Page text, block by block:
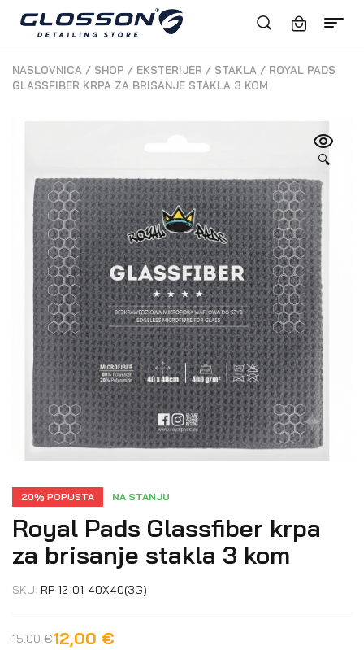
NASLOVNICA / SHOP / EKSTERIJER / STAKLA / ROYAL PADS
GLASSFIBER KRPA ZA BRISANJE STAKLA 3 KOM
🔍
20% POPUSTA NA STANJU
Royal Pads Glassfiber krpa
za brisanje stakla 3 kom
SKU: RP 12-01-40X40(3G)
15,00€12,00 €